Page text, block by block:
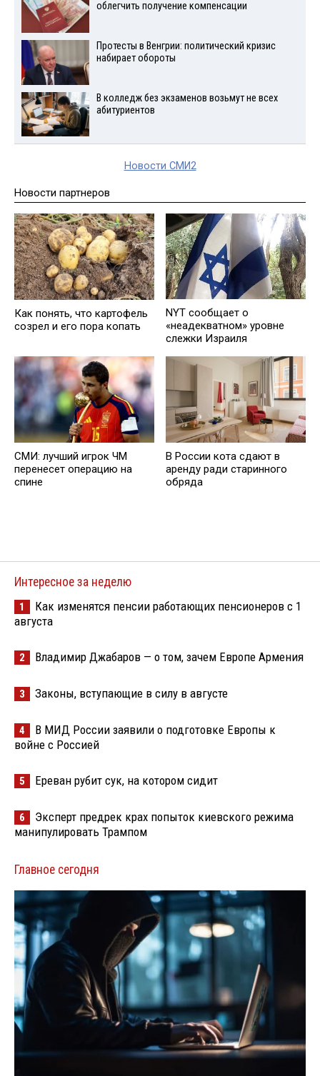
облегчить получение компенсации
Протесты в Венгрии: политический кризис
набирает обороты
В колледж без экзаменов возьмут не всех
абитуриентов
Новости СМИ2
Новости партнеров
Как понять, что картофель
созрел и его пора копать
NYT сообщает о
«неадекватном» уровне
слежки Израиля
СМИ: лучший игрок ЧМ
перенесет операцию на
спине
В России кота сдают в
аренду ради старинного
обряда
Интересное за неделю
1
Как изменятся пенсии работающих пенсионеров с 1
августа
2 Владимир Джабаров — о том, зачем Европе Армения
3 Законы, вступающие в силу в августе
4
В МИД России заявили о подготовке Европы к
войне с Россией
5 Ереван рубит сук, на котором сидит
6
Эксперт предрек крах попыток киевского режима
манипулировать Трампом
Главное сегодня